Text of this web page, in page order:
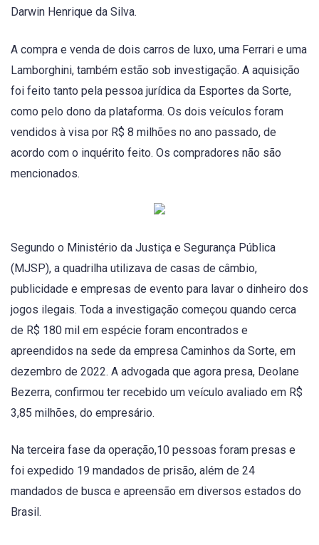
Darwin Henrique da Silva.
A compra e venda de dois carros de luxo, uma Ferrari e uma
Lamborghini, também estão sob investigação. A aquisição
foi feito tanto pela pessoa jurídica da Esportes da Sorte,
como pelo dono da plataforma. Os dois veículos foram
vendidos à visa por R$ 8 milhões no ano passado, de
acordo com o inquérito feito. Os compradores não são
mencionados.
Segundo o Ministério da Justiça e Segurança Pública
(MJSP), a quadrilha utilizava de casas de câmbio,
publicidade e empresas de evento para lavar o dinheiro dos
jogos ilegais. Toda a investigação começou quando cerca
de R$ 180 mil em espécie foram encontrados e
apreendidos na sede da empresa Caminhos da Sorte, em
dezembro de 2022. A advogada que agora presa, Deolane
Bezerra, confirmou ter recebido um veículo avaliado em R$
3,85 milhões, do empresário.
Na terceira fase da operação,10 pessoas foram presas e
foi expedido 19 mandados de prisão, além de 24
mandados de busca e apreensão em diversos estados do
Brasil.